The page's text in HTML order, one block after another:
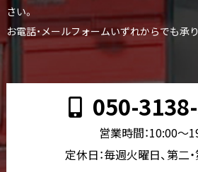
さい。
お電話・メールフォームいずれからでも承り
050-
営業時間：10:00〜
定休日：毎週火曜日、第二